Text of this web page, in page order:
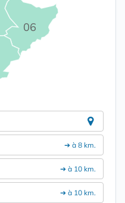
06
➔ à 8 km.
➔ à 10 km.
➔ à 10 km.